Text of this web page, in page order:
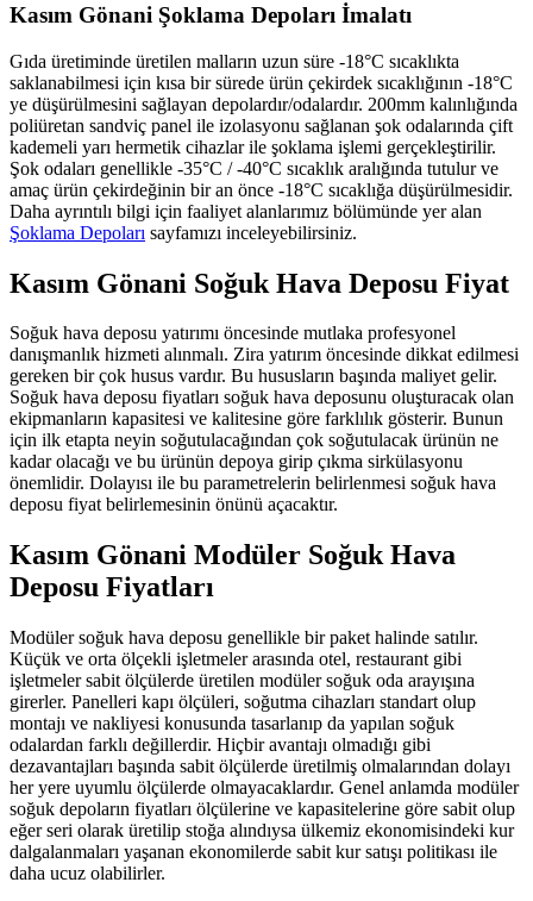
Kasım Gönani Şoklama Depoları İmalatı
Gıda üretiminde üretilen malların uzun süre -18°C sıcaklıkta
saklanabilmesi için kısa bir sürede ürün çekirdek sıcaklığının -18°C
ye düşürülmesini sağlayan depolardır/odalardır. 200mm kalınlığında
poliüretan sandviç panel ile izolasyonu sağlanan şok odalarında çift
kademeli yarı hermetik cihazlar ile şoklama işlemi gerçekleştirilir.
Şok odaları genellikle -35°C / -40°C sıcaklık aralığında tutulur ve
amaç ürün çekirdeğinin bir an önce -18°C sıcaklığa düşürülmesidir.
Daha ayrıntılı bilgi için faaliyet alanlarımız bölümünde yer alan
Şoklama Depoları sayfamızı inceleyebilirsiniz.
Kasım Gönani Soğuk Hava Deposu Fiyat
Soğuk hava deposu yatırımı öncesinde mutlaka profesyonel
danışmanlık hizmeti alınmalı. Zira yatırım öncesinde dikkat edilmesi
gereken bir çok husus vardır. Bu hususların başında maliyet gelir.
Soğuk hava deposu fiyatları soğuk hava deposunu oluşturacak olan
ekipmanların kapasitesi ve kalitesine göre farklılık gösterir. Bunun
için ilk etapta neyin soğutulacağından çok soğutulacak ürünün ne
kadar olacağı ve bu ürünün depoya girip çıkma sirkülasyonu
önemlidir. Dolayısı ile bu parametrelerin belirlenmesi soğuk hava
deposu fiyat belirlemesinin önünü açacaktır.
Kasım Gönani Modüler Soğuk Hava
Deposu Fiyatları
Modüler soğuk hava deposu genellikle bir paket halinde satılır.
Küçük ve orta ölçekli işletmeler arasında otel, restaurant gibi
işletmeler sabit ölçülerde üretilen modüler soğuk oda arayışına
girerler. Panelleri kapı ölçüleri, soğutma cihazları standart olup
montajı ve nakliyesi konusunda tasarlanıp da yapılan soğuk
odalardan farklı değillerdir. Hiçbir avantajı olmadığı gibi
dezavantajları başında sabit ölçülerde üretilmiş olmalarından dolayı
her yere uyumlu ölçülerde olmayacaklardır. Genel anlamda modüler
soğuk depoların fiyatları ölçülerine ve kapasitelerine göre sabit olup
eğer seri olarak üretilip stoğa alındıysa ülkemiz ekonomisindeki kur
dalgalanmaları yaşanan ekonomilerde sabit kur satışı politikası ile
daha ucuz olabilirler.